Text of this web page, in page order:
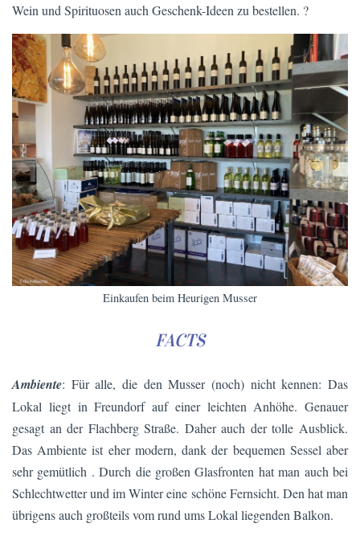
Wein und Spirituosen auch Geschenk-Ideen zu bestellen. ?
Einkaufen beim Heurigen Musser
FACTS
Ambiente: Für alle, die den Musser (noch) nicht kennen: Das
Lokal liegt in Freundorf auf einer leichten Anhöhe. Genauer
gesagt an der Flachberg Straße. Daher auch der tolle Ausblick.
Das Ambiente ist eher modern, dank der bequemen Sessel aber
sehr gemütlich . Durch die großen Glasfronten hat man auch bei
Schlechtwetter und im Winter eine schöne Fernsicht. Den hat man
übrigens auch großteils vom rund ums Lokal liegenden Balkon.